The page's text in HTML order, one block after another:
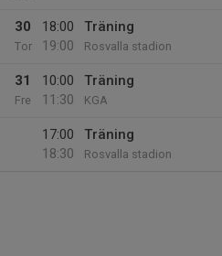
30
Tor
18:00
19:00
Träning
Rosvalla stadion
31
Fre
10:00
11:30
Träning
KGA
17:00
18:30
Träning
Rosvalla stadion